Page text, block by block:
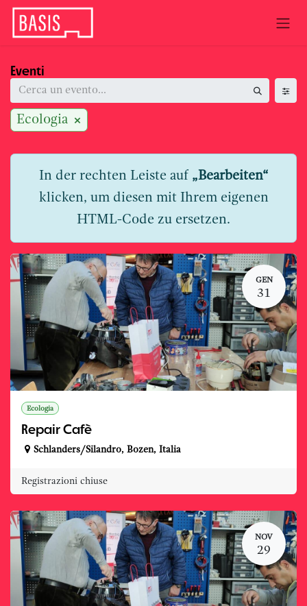
Passa al contenuto
Eventi
Ecologia
In der rechten Leiste auf „Bearbeiten“
klicken, um diesen mit Ihrem eigenen
HTML-Code zu ersetzen.
GEN
31
Ecologia
Repair Cafè
Schlanders/Silandro, Bozen, Italia
Registrazioni chiuse
NOV
29